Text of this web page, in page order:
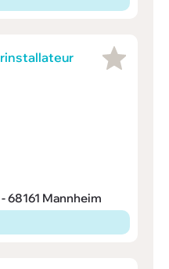
68161 Mannheim